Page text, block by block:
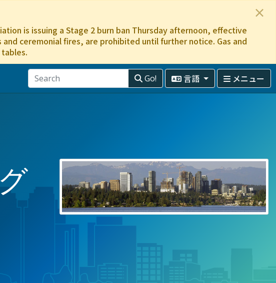
is issuing a Stage 2 burn ban Thursday afternoon, effective
ceremonial fires, are prohibited until further notice. Gas and
×
Go! 言語 メニュー